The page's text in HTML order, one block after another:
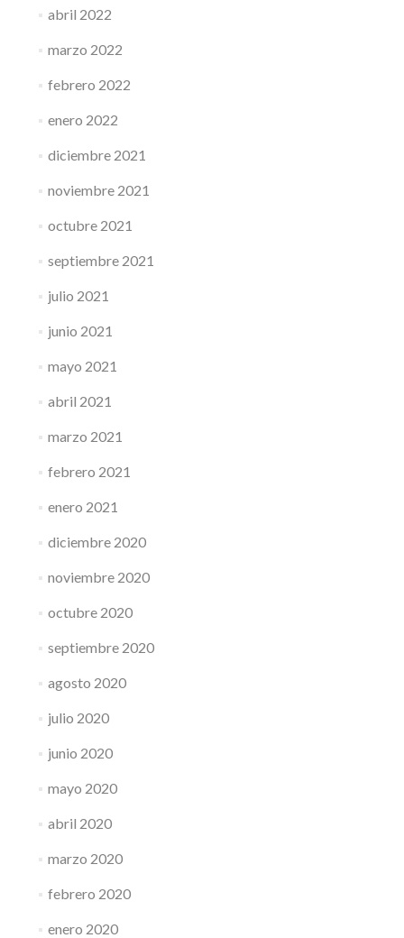
abril 2022
marzo 2022
febrero 2022
enero 2022
diciembre 2021
noviembre 2021
octubre 2021
septiembre 2021
julio 2021
junio 2021
mayo 2021
abril 2021
marzo 2021
febrero 2021
enero 2021
diciembre 2020
noviembre 2020
octubre 2020
septiembre 2020
agosto 2020
julio 2020
junio 2020
mayo 2020
abril 2020
marzo 2020
febrero 2020
enero 2020